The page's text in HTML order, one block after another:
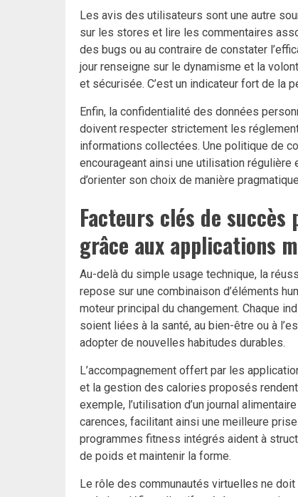
Les avis des utilisateurs sont une autre
sur les stores et lire les commentaires
des bugs ou au contraire de constater
jour renseigne sur le dynamisme et la
et sécurisée. C’est un indicateur fort de la
Enfin, la confidentialité des données
doivent respecter strictement les
informations collectées. Une politique de
encourageant ainsi une utilisation
d’orienter son choix de manière
Facteurs clés de
grâce aux applications
Au-delà du simple usage technique, la
repose sur une combinaison d’éléments
moteur principal du changement. Chaque
soient liées à la santé, au bien-être ou à
adopter de nouvelles habitudes durables.
L’accompagnement offert par les
et la gestion des calories proposés
exemple, l’utilisation d’un journal
carences, facilitant ainsi une meilleure
programmes fitness intégrés aident à
de poids et maintenir la forme.
Le rôle des communautés virtuelles ne